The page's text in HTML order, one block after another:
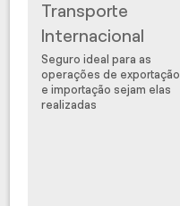
Transporte
Internacional
Seguro ideal para as
operações de exportação
e importação sejam elas
realizadas